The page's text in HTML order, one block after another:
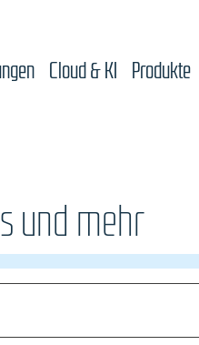
Cloud & KI Produkte
und mehr